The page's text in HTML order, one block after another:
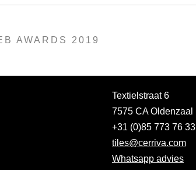
AWARDS 2019
Textielstraat 6
7575 CA Oldenzaal
+31 (0)85 773 76 33
tiles@cerriva.com
Whatsapp advies